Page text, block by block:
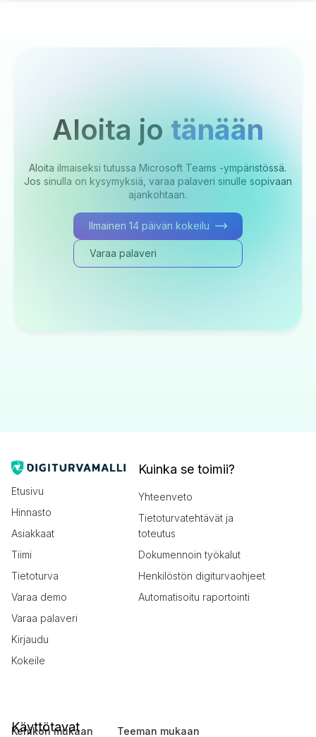
Aloita jo tänään
Aloita ilmaiseksi tutussa Microsoft Teams -ympäristössä.
Jos sinulla on kysymyksiä, varaa palaveri sinulle sopivaan
ajankohtaan.
Ilmainen 14 päivän kokeilu
Varaa palaveri
Etusivu
Hinnasto
Asiakkaat
Tiimi
Tietoturva
Varaa demo
Varaa palaveri
Kirjaudu
Kokeile
Kuinka se toimii?
Yhteenveto
Tietoturvatehtävät ja
toteutus
Dokumennoin työkalut
Henkilöstön digiturvaohjeet
Automatisoitu raportointi
Käyttötavat
Kehikon mukaan
Teeman mukaan